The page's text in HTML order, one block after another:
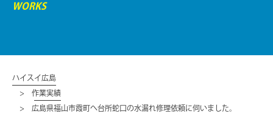
WORKS
ハイスイ広島
作業実績
広島県福山市霞町へ台所蛇口の水漏れ修理依頼に伺いました。